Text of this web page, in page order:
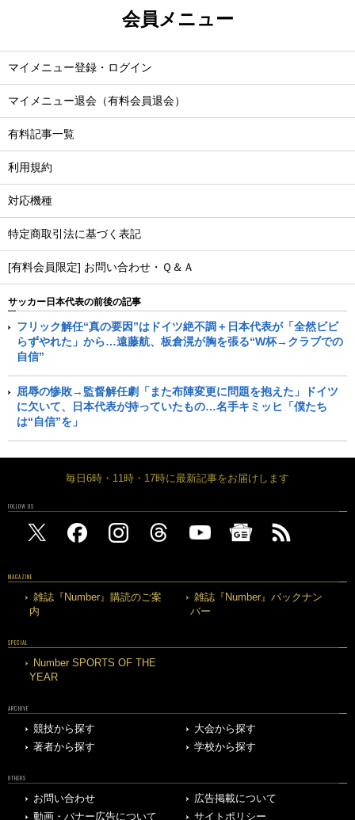
会員メニュー
マイメニュー登録・ログイン
マイメニュー退会（有料会員退会）
有料記事一覧
利用規約
対応機種
特定商取引法に基づく表記
[有料会員限定] お問い合わせ・Ｑ＆Ａ
サッカー日本代表の前後の記事
フリック解任“真の要因”はドイツ絶不調＋日本代表が「全然ビビ
らずやれた」から…遠藤航、板倉滉が胸を張る“W杯→クラブでの
自信”
屈辱の惨敗→監督解任劇「また布陣変更に問題を抱えた」ドイツ
に欠いて、日本代表が持っていたもの…名手キミッヒ「僕たち
は“自信”を」
毎日6時・11時・17時に最新記事をお届けします
FOLLOW US
MAGAZINE
雑誌『Number』購読のご案
内
雑誌『Number』バックナン
バー
SPECIAL
Number SPORTS OF THE
YEAR
ARCHIVE
競技から探す
大会から探す
著者から探す
学校から探す
OTHERS
お問い合わせ
広告掲載について
動画・バナー広告について
サイトポリシー